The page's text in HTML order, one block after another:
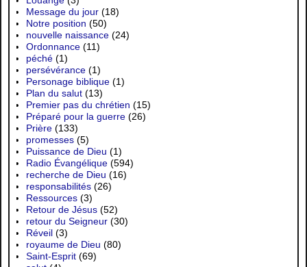
Message du jour (18)
Notre position (50)
nouvelle naissance (24)
Ordonnance (11)
péché (1)
persévérance (1)
Personage biblique (1)
Plan du salut (13)
Premier pas du chrétien (15)
Préparé pour la guerre (26)
Prière (133)
promesses (5)
Puissance de Dieu (1)
Radio Évangélique (594)
recherche de Dieu (16)
responsabilités (26)
Ressources (3)
Retour de Jésus (52)
retour du Seigneur (30)
Réveil (3)
royaume de Dieu (80)
Saint-Esprit (69)